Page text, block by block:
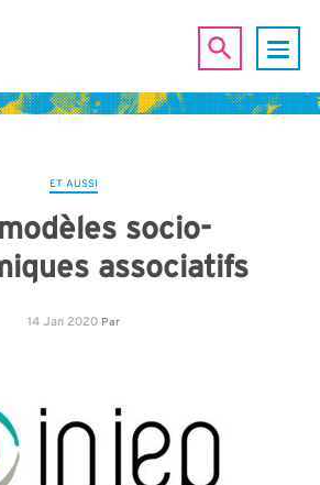
ET AUSSI
socio-
associatifs
14 Jan 2020 Par